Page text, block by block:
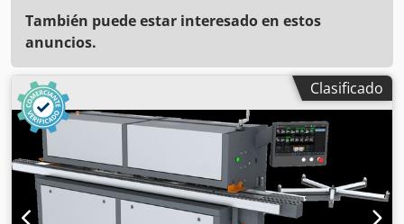
También puede estar interesado en estos
anuncios.
Clasificado